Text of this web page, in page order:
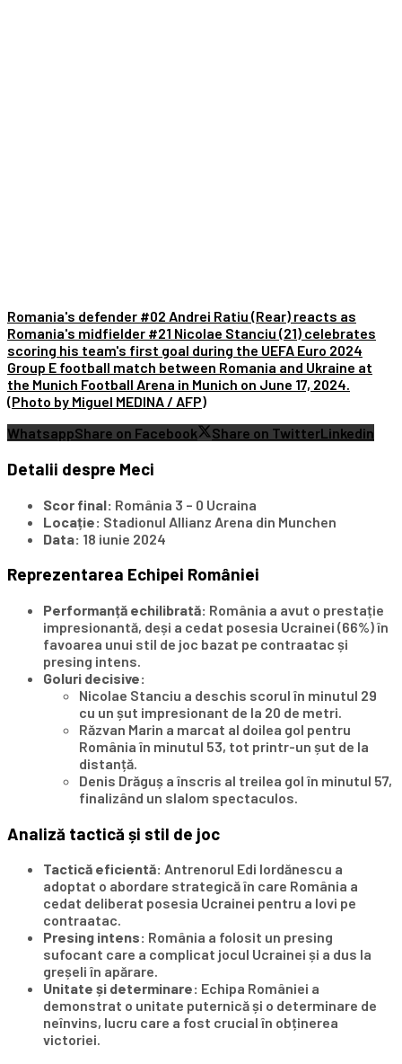
Romania's defender #02 Andrei Ratiu (Rear) reacts as
Romania's midfielder #21 Nicolae Stanciu (21) celebrates
scoring his team's first goal during the UEFA Euro 2024
Group E football match between Romania and Ukraine at
the Munich Football Arena in Munich on June 17, 2024.
(Photo by Miguel MEDINA / AFP)
WhatsappShare on Facebook Share on TwitterLinkedin
Detalii despre Meci
Scor final: România 3 – 0 Ucraina
Locație: Stadionul Allianz Arena din Munchen
Data: 18 iunie 2024
Reprezentarea Echipei României
Performanță echilibrată: România a avut o prestație
impresionantă, deși a cedat posesia Ucrainei (66%) în
favoarea unui stil de joc bazat pe contraatac și
presing intens.
Goluri decisive:
Nicolae Stanciu a deschis scorul în minutul 29
cu un șut impresionant de la 20 de metri.
Răzvan Marin a marcat al doilea gol pentru
România în minutul 53, tot printr-un șut de la
distanță.
Denis Drăguș a înscris al treilea gol în minutul 57,
finalizând un slalom spectaculos.
Analiză tactică și stil de joc
Tactică eficientă: Antrenorul Edi Iordănescu a
adoptat o abordare strategică în care România a
cedat deliberat posesia Ucrainei pentru a lovi pe
contraatac.
Presing intens: România a folosit un presing
sufocant care a complicat jocul Ucrainei și a dus la
greșeli în apărare.
Unitate și determinare: Echipa României a
demonstrat o unitate puternică și o determinare de
neînvins, lucru care a fost crucial în obținerea
victoriei.